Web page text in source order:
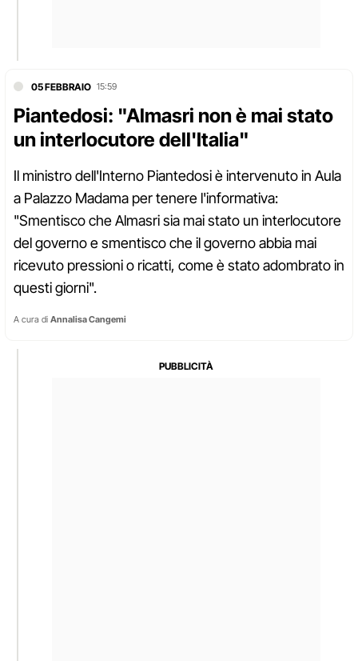
05 FEBBRAIO 15:59
Piantedosi: "Almasri non è mai stato
un interlocutore dell'Italia"
Il ministro dell'Interno Piantedosi è intervenuto in Aula
a Palazzo Madama per tenere l'informativa:
"Smentisco che Almasri sia mai stato un interlocutore
del governo e smentisco che il governo abbia mai
ricevuto pressioni o ricatti, come è stato adombrato in
questi giorni".
A cura di Annalisa Cangemi